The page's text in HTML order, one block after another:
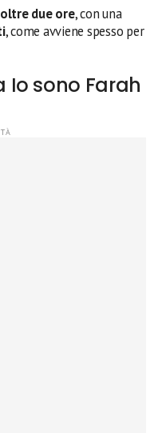
oltre due ore, con una
, come avviene spesso per
sono Farah